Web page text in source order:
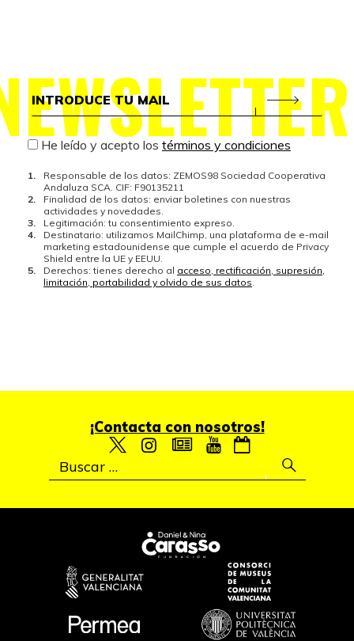
He leído y acepto los términos y condiciones
Responsable de los datos: ZEMOS98 Sociedad Cooperativa
Andaluza SCA. CIF: F90135211
Finalidad de los datos: enviar boletines con nuestras
actividades y novedades.
Legitimación: tu consentimiento expreso.
Destinatario: utilizamos MailChimp, una plataforma de e-mail
marketing estadounidense que cumple el acuerdo de Privacy
Shield entre la UE y EEUU.
Derechos: tienes derecho al acceso, rectificación, supresión,
limitación, portabilidad y olvido de sus datos
¡Contacta con nosotros!